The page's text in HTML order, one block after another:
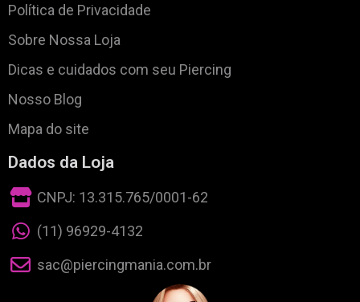
Política de Privacidade
Sobre Nossa Loja
Dicas e cuidados com seu Piercing
Nosso Blog
Mapa do site
Dados da Loja
CNPJ: 13.315.765/0001-62
(11) 96929-4132
sac@piercingmania.com.br